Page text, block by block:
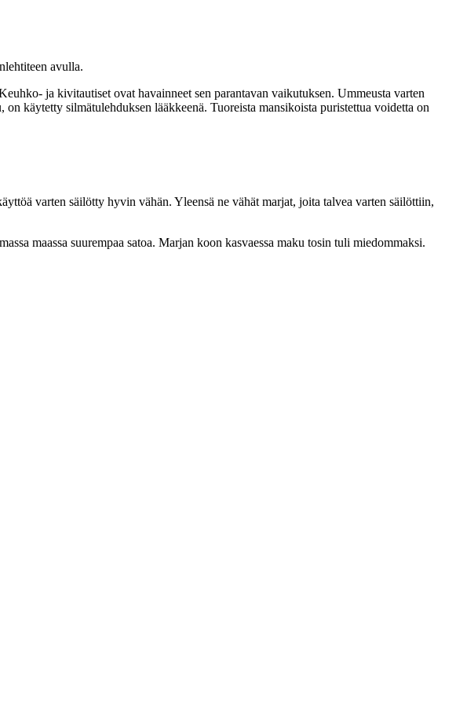
avulla.
ja kivitautiset ovat havainneet sen parantavan vaikutuksen. Ummeusta varten
käytetty silmätulehduksen lääkkeenä. Tuoreista mansikoista puristettua voidetta on
varten säilötty hyvin vähän. Yleensä ne vähät marjat, joita talvea varten säilöttiin,
maassa suurempaa satoa. Marjan koon kasvaessa maku tosin tuli miedommaksi.